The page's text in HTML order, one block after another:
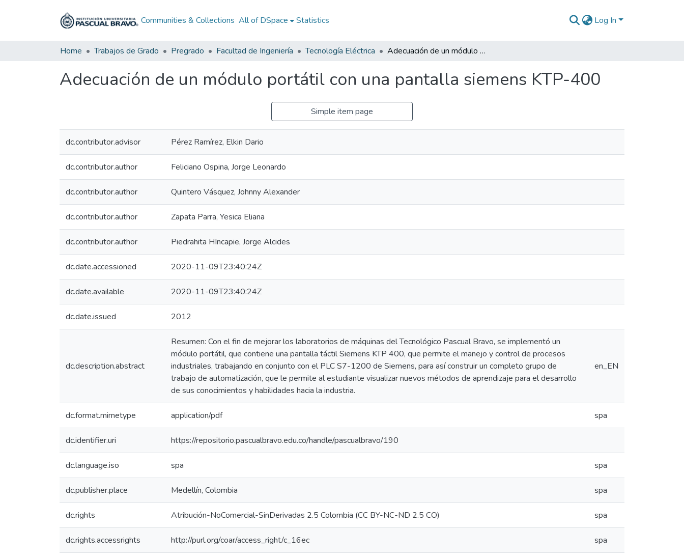
Communities & Collections All of DSpace Statistics Log In
Home Trabajos de Grado Pregrado Facultad de Ingeniería Tecnología Eléctrica Adecuación de un módulo portátil con una pantalla siemens KTP-400
Adecuación de un módulo portátil con una pantalla siemens KTP-400
Simple item page
dc.contributor.advisor Pérez Ramírez, Elkin Dario
dc.contributor.author Feliciano Ospina, Jorge Leonardo
dc.contributor.author Quintero Vásquez, Johnny Alexander
dc.contributor.author Zapata Parra, Yesica Eliana
dc.contributor.author Piedrahita HIncapie, Jorge Alcides
dc.date.accessioned 2020-11-09T23:40:24Z
dc.date.available 2020-11-09T23:40:24Z
dc.date.issued 2012
dc.description.abstract
Resumen: Con el fin de mejorar los laboratorios de máquinas del Tecnológico Pascual Bravo, se implementó un
módulo portátil, que contiene una pantalla táctil Siemens KTP 400, que permite el manejo y control de procesos
industriales, trabajando en conjunto con el PLC S7-1200 de Siemens, para así construir un completo grupo de
trabajo de automatización, que le permite al estudiante visualizar nuevos métodos de aprendizaje para el desarrollo
de sus conocimientos y habilidades hacia la industria.
en_EN
dc.format.mimetype application/pdf spa
dc.identifier.uri https://repositorio.pascualbravo.edu.co/handle/pascualbravo/190
dc.language.iso spa spa
dc.publisher.place Medellín, Colombia spa
dc.rights Atribución-NoComercial-SinDerivadas 2.5 Colombia (CC BY-NC-ND 2.5 CO) spa
dc.rights.accessrights http://purl.org/coar/access_right/c_16ec spa